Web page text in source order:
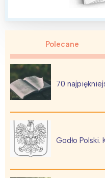
Polecane
70
Godło Polski.
Łódź
Trójmiasto
Poznań
Wrocław